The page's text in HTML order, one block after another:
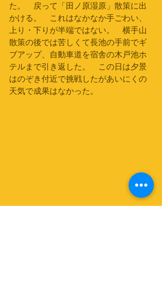
た。　戻って「田ノ原湿原」散策に出
かける。　これはなかなか手ごわい、
上り・下りが半端ではない。　横手山
散策の後では苦しくて長池の手前でギ
ブアップ、自動車道を宿舎の木戸池ホ
テルまで引き返した。　この日は夕景
はのぞき付近で挑戦したがあいにくの
天気で成果はなかった。